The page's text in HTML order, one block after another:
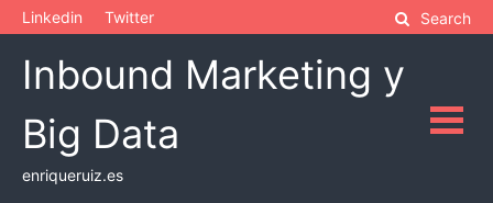
Skip
content
Linkedin Twitter Search
Inbound Marketing y
Big Data
enriqueruiz.es